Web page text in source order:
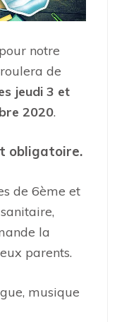
notre
de
jeudi 3 et
2020.
obligatoire.
de 6ème et
la
parents.
musique